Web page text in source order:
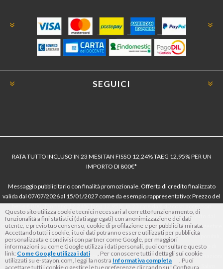
SEGUICI
RATA TUTTO INCLUSO IN 23 MESI TAN FISSO 12,24% TAEG 12,95% PER UN
IMPORTO DI 800€*
Messaggio pubblicitario con finalità promozionale. Offerta di credito finalizzato
valida dal 07/07/2026 al 15/01/2027 come da esempio rappresentativo: Prezzo del
dell’offerta azzerati. Importo totale del credito € 800. Importo totale dovuto dal
Consumatore € 920. Decorrenza media della prima rata a 90 giorni. Al fine di gestire
le tue spese in modo responsabile e di conoscere eventuali altre offerte disponibili,
Findomestic ti ricorda, prima di sottoscrivere il contratto, di prendere visione di
tutte le condizioni economiche e contrattuali, facendo riferimento alle Informazioni
Europee di Base sul Credito ai Consumatori (IEBCC) nel percorso online. Salvo
Questo sito utilizza cookie tecnici necessari al corretto funzionamento, di
funzionalità a fini statistici (dati aggregati) con anonimizzazione dei dati
utente, e previo tuo consenso, cookie di profilazione e per pubblicità mirata.
Accettando tutti i cookie, i tuoi dati potranno essere utilizzati per pubblicità
personalizzata e condivisi con partner come Google, per maggiori
informazioni su come Google utilizza i dati personali, puoi consultare questo
link: Come Google utilizza i dati
. Per conoscere tutti i dettagli sui cookie
utilizzati su e-stayon.com, leggi la nostra Informativa completa
. Puoi
accettare tutti i cookie o gestire le tue preferenze cliccando su "Configura